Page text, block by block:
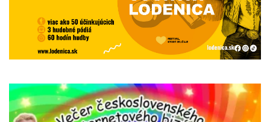
Next